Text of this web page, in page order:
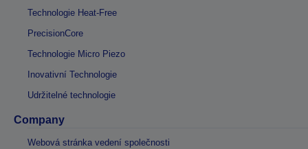
Technologie Heat-Free
PrecisionCore
Technologie Micro Piezo
Inovativní Technologie
Udržitelné technologie
Company
Webová stránka vedení společnosti